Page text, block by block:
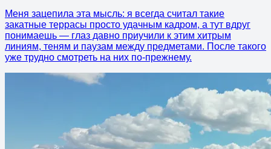
Меня зацепила эта мысль: я всегда считал такие
закатные террасы просто удачным кадром, а тут вдруг
понимаешь — глаз давно приучили к этим хитрым
линиям, теням и паузам между предметами. После такого
уже трудно смотреть на них по-прежнему.